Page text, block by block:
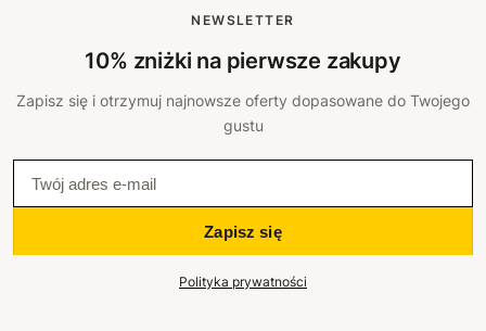
NEWSLETTER
10% zniżki na pierwsze zakupy
Zapisz się i otrzymuj najnowsze oferty dopasowane do Twojego
gustu
Zapisz się
Polityka prywatności